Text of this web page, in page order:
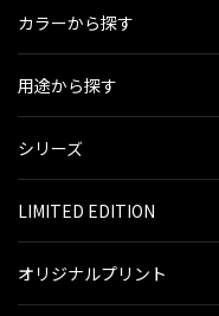
カラーから探す
用途から探す
シリーズ
LIMITED EDITION
オリジナルプリント